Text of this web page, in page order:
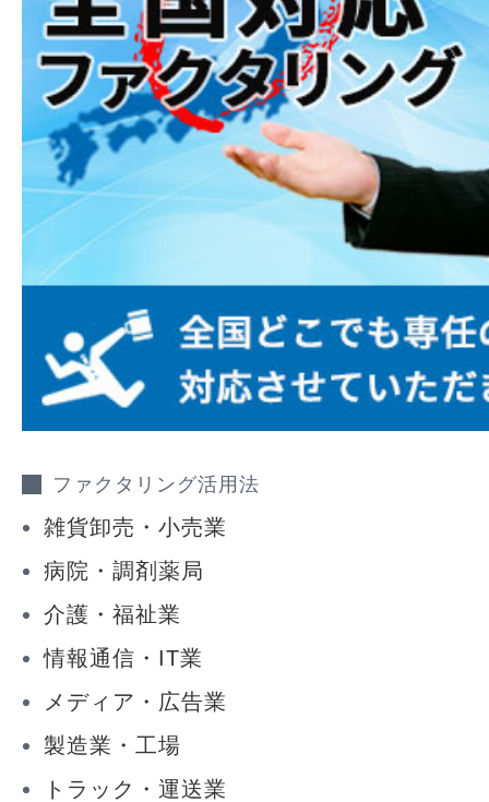
ファクタリング活用法
雑貨卸売・小売業
病院・調剤薬局
介護・福祉業
情報通信・IT業
メディア・広告業
製造業・工場
トラック・運送業